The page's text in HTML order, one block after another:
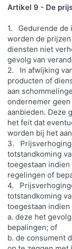
Artikel 9 - De
1. Gedurende de
worden de
diensten niet
gevolg van
2. In afwijking
producten of
aan
ondernemer
aanbieden. Deze
het feit dat
worden bij het
3.
totstandkoming
toegestaan
regelingen of
4.
totstandkoming
toegestaan
a. deze het
bepalingen; of
b. de consument